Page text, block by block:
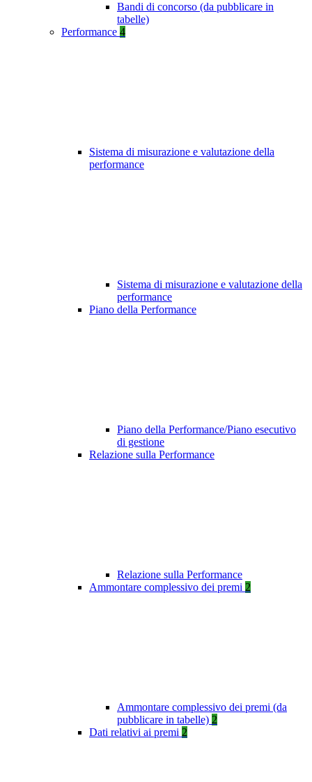
Bandi di concorso (da pubblicare in
tabelle)
Performance 4
Sistema di misurazione e valutazione della
performance
Sistema di misurazione e valutazione della
performance
Piano della Performance
Piano della Performance/Piano esecutivo
di gestione
Relazione sulla Performance
Relazione sulla Performance
Ammontare complessivo dei premi 2
Ammontare complessivo dei premi (da
pubblicare in tabelle) 2
Dati relativi ai premi 2